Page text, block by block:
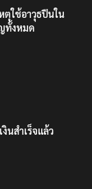
ตุใช้อาวุธปืนใน
ทั้งหมด
นสำเร็จแล้ว